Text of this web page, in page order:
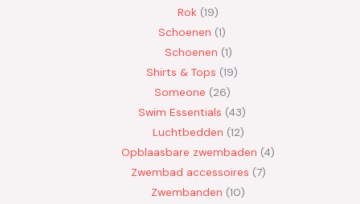
Rok 19
Schoenen 1
Schoenen 1
Shirts & Tops 19
Someone 26
Swim Essentials 43
Luchtbedden 12
Opblaasbare zwembaden 4
Zwembad accessoires 7
Zwembanden 10